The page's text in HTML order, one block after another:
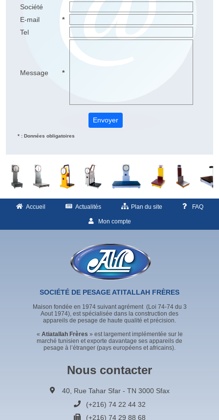
Société
E-mail
*
Tel
Message *
* : Données obligatoires
Accueil Actualités Plan du site FAQ
Mon compte
SOCIÉTÉ DE PESAGE ATITALLAH FRÈRES
Maison fondée en 1974 suivant agrément (Loi 74-74 du 3
Aout 1974), est spécialisée dans la construction des
appareils de pesage de haute qualité et précision.
« Atiatallah Frères » est largement implémentée sur le
marché tunisien et exporte davantage ses appareils de
pesage à l’étranger (pays européens et africains).
Nous contacter
40, Rue Tahar Sfar - TN 3000 Sfax
(+216) 74 22 44 32
(+216) 74 29 88 68